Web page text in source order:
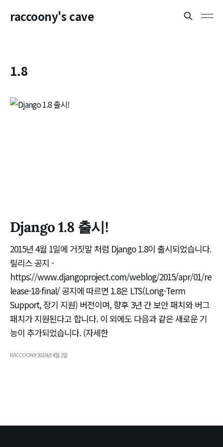
raccoony's cave
1.8
Django 1.8 출시!
2015년 4월 1일에 거짓말 처럼 Django 1.8이 출시되었습니다.
릴리스 공지 -
https://www.djangoproject.com/weblog/2015/apr/01/re
lease-18-final/ 공지에 따르면 1.8은 LTS(Long-Term
Support, 장기 지원) 버전이며, 향후 3년 간 보안 패치와 버그
패치가 지원된다고 합니다. 이 외에도 다음과 같은 새로운 기
능이 추가되었습니다. (자세한
RACCOONY2015년 4월 2일